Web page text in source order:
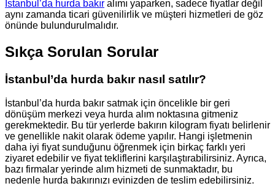
İstanbul’da hurda bakır alımı yaparken, sadece fiyatlar değil
aynı zamanda ticari güvenilirlik ve müşteri hizmetleri de göz
önünde bulundurulmalıdır.
Sıkça Sorulan Sorular
İstanbul’da hurda bakır nasıl satılır?
İstanbul’da hurda bakır satmak için öncelikle bir geri
dönüşüm merkezi veya hurda alım noktasına gitmeniz
gerekmektedir. Bu tür yerlerde bakırın kilogram fiyatı belirlenir
ve genellikle nakit olarak ödeme yapılır. Hangi işletmenin
daha iyi fiyat sunduğunu öğrenmek için birkaç farklı yeri
ziyaret edebilir ve fiyat tekliflerini karşılaştırabilirsiniz. Ayrıca,
bazı firmalar yerinde alım hizmeti de sunmaktadır, bu
nedenle hurda bakırınızı evinizden de teslim edebilirsiniz.